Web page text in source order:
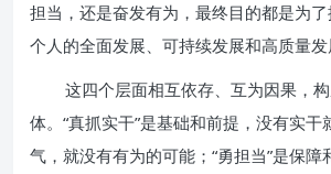
担当，还是奋发有为，最终目的都是为
个人的全面发展、可持续发展和高质量发
这四个层面相互依存、互为因果，
体。“真抓实干”是基础和前提，没有实干
气，就没有有为的可能；“勇担当”是保障